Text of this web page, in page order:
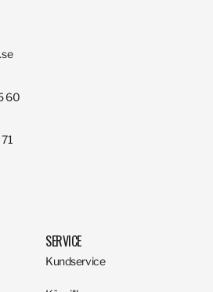
60
SERVICE
Kundservice